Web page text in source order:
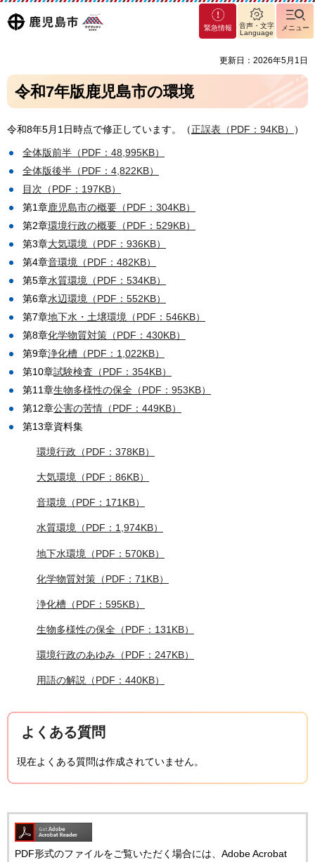
鹿児島
マグ
マシ
島市
緊急情報
音声・文字
Language
メニュー
更新日：2026年5月1日
令和7年版鹿児島市の環境
令和8年5月1日時点で修正しています。（正誤表（PDF：94KB） ）
全体版前半（PDF：48,995KB）
全体版後半（PDF：4,822KB）
目次（PDF：197KB）
第1章鹿児島市の概要（PDF：304KB）
第2章環境行政の概要（PDF：529KB）
第3章大気環境（PDF：936KB）
第4章音環境（PDF：482KB）
第5章水質環境（PDF：534KB）
第6章水辺環境（PDF：552KB）
第7章地下水・土壌環境（PDF：546KB）
第8章化学物質対策（PDF：430KB）
第9章浄化槽（PDF：1,022KB）
第10章試験検査（PDF：354KB）
第11章生物多様性の保全（PDF：953KB）
第12章公害の苦情（PDF：449KB）
第13章資料集
環境行政（PDF：378KB）
大気環境（PDF：86KB）
音環境（PDF：171KB）
水質環境（PDF：1,974KB）
地下水環境（PDF：570KB）
化学物質対策（PDF：71KB）
浄化槽（PDF：595KB）
生物多様性の保全（PDF：131KB）
環境行政のあゆみ（PDF：247KB）
用語の解説（PDF：440KB）
よくある質問
現在よくある質問は作成されていません。
PDF形式のファイルをご覧いただく場合には、Adobe Acrobat